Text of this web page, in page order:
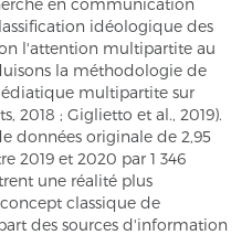
en communication
idéologique des
l'attention multipartite au
la méthodologie de
multipartite sur
2018 ; Giglietto et al., 2019).
données originale de 2,95
2019 et 2020 par 1 346
une réalité plus
classique de
des sources d'information